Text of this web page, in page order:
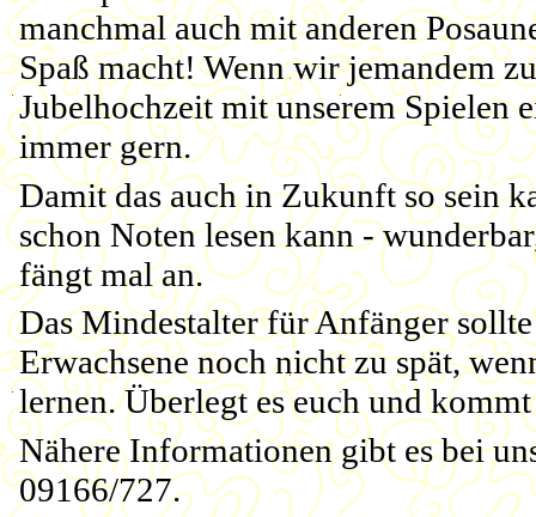
manchmal auch mit anderen
Spaß macht! Wenn wir jemandem
Jubelhochzeit mit unserem Spielen
immer gern.
Damit das auch in Zukunft so sein
schon Noten lesen kann -
fängt mal an.
Das Mindestalter für Anfänger
Erwachsene noch nicht zu spät,
lernen. Überlegt es euch und
Nähere Informationen gibt es bei
09166/727.